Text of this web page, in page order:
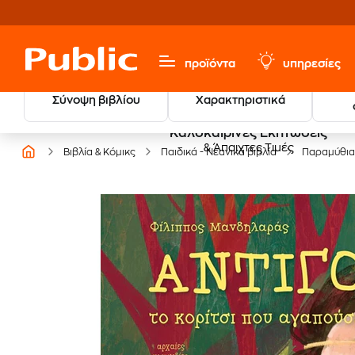
προϊόντα υπηρεσίες
Σύνοψη βιβλίου Χαρακτηριστικά
Καλοκαιρινές Εκπτώσεις
& Άπαιχτες Τιμές
Βιβλία & Κόμικς Παιδικά - Νεανικά βιβλία Παραμύθια